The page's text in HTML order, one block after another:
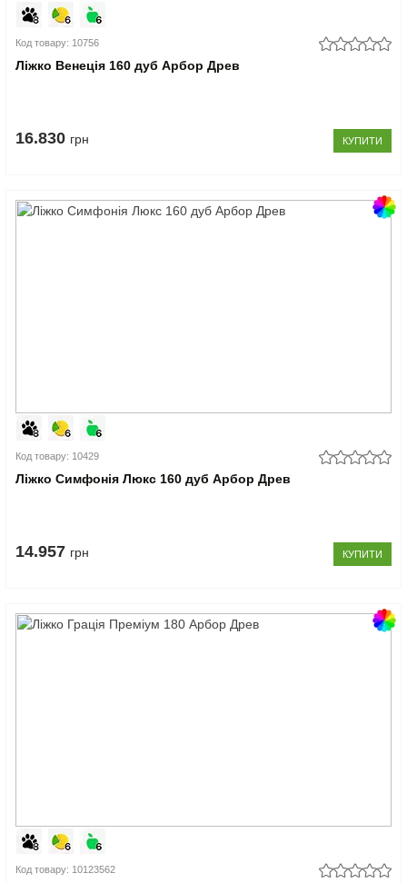
Код товару: 10756
Ліжко Венеція 160 дуб Арбор Древ
16.830 грн КУПИТИ
Код товару: 10429
Ліжко Симфонія Люкс 160 дуб Арбор Древ
14.957 грн КУПИТИ
Код товару: 10123562